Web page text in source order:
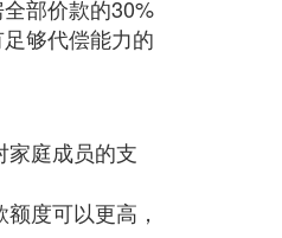
部价款的30%
够代偿能力的
家庭成员的支
度可以更高，